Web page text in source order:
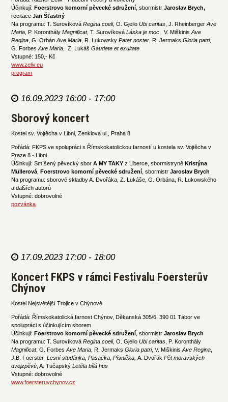
Účinkují: Foerstrovo komorní pěvecké sdružení, sbormistrJaroslav Brych,
recitace Jan Šťastný
Na programu: T. Surovíková Regina coeli, O. GjeiloUbi caritas, J. RheinbergerAve
Maria, P. KoronthályMagnificat, T. SurovíkováLáska je moc, V. MiškinisAve
Regina, G. OrbánAve Maria, R. LukowskyPater noster, R. JermaksGloria patri,
G. ForbesAve Maria, Z. LukášGaudete et exultate
Vstupné: 150,- Kč
www.zeliv.eu
program
16.09.2023 16:00 - 17:00
Sborový koncert
Kostel sv. Vojtěcha v Libni, Zenklova ul., Praha 8
Pořádá: FKPS ve spolupráci s Římskokatolickou farností u kostela sv. Vojtěcha v
Praze 8 - Libni
Účinkují: Smíšený pěvecký sborA MY TAKYz Liberce, sbormistryně Kristýna
Müllerová ,Foerstrovo komorní pěvecké sdružení , sbormistrJaroslav Brych
Na programu: sborové skladby A. Dvořáka, Z. Lukáše, G. Orbána, R. Lukowského
a dalších autorů
Vstupné: dobrovolné
pozvánka
17.09.2023 17:00 - 18:00
Koncert FKPS v rámci Festivalu Foersterův
Chýnov
Kostel Nejsvětější Trojice v Chýnově
Pořádá: Římskokatolická farnost Chýnov, Děkanská 305/6, 390 01 Tábor ve
spolupráci s účinkujícím sborem
Účinkují:Foerstrovo komorní pěvecké sdružení , sbormistrJaroslav Brych
Na programu: T. Surovíková Regina coeli, O. GjeiloUbi caritas , P. Koronthály
Magnificat, G. ForbesAve Maria , R. JermaksGloria patri, V. MiškinisAve Regina
J.B. FoersterLesní studánka, Pasačka, Písnička,A. DvořákPět moravských
dvojzpěvů , A. TučapskýLetěla bílá hus
Vstupné: dobrovolné
www.foersteruvchynov.cz